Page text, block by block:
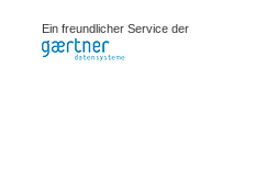
Ein freundlicher Service der